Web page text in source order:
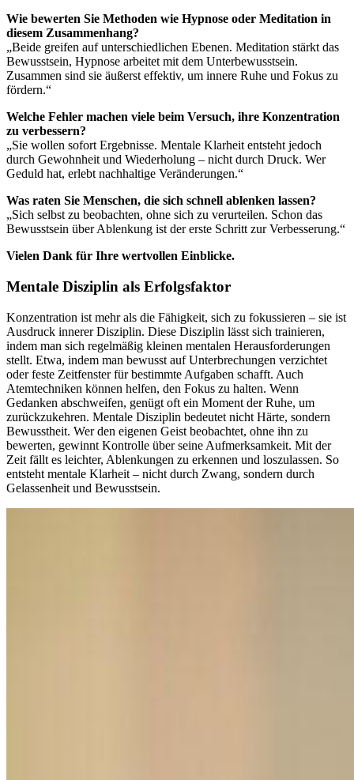
Wie bewerten Sie Methoden wie Hypnose oder Meditation in
diesem Zusammenhang?
„Beide greifen auf unterschiedlichen Ebenen. Meditation stärkt das
Bewusstsein, Hypnose arbeitet mit dem Unterbewusstsein.
Zusammen sind sie äußerst effektiv, um innere Ruhe und Fokus zu
fördern.“
Welche Fehler machen viele beim Versuch, ihre Konzentration
zu verbessern?
„Sie wollen sofort Ergebnisse. Mentale Klarheit entsteht jedoch
durch Gewohnheit und Wiederholung – nicht durch Druck. Wer
Geduld hat, erlebt nachhaltige Veränderungen.“
Was raten Sie Menschen, die sich schnell ablenken lassen?
„Sich selbst zu beobachten, ohne sich zu verurteilen. Schon das
Bewusstsein über Ablenkung ist der erste Schritt zur Verbesserung.“
Vielen Dank für Ihre wertvollen Einblicke.
Mentale Disziplin als Erfolgsfaktor
Konzentration ist mehr als die Fähigkeit, sich zu fokussieren – sie ist
Ausdruck innerer Disziplin. Diese Disziplin lässt sich trainieren,
indem man sich regelmäßig kleinen mentalen Herausforderungen
stellt. Etwa, indem man bewusst auf Unterbrechungen verzichtet
oder feste Zeitfenster für bestimmte Aufgaben schafft. Auch
Atemtechniken können helfen, den Fokus zu halten. Wenn
Gedanken abschweifen, genügt oft ein Moment der Ruhe, um
zurückzukehren. Mentale Disziplin bedeutet nicht Härte, sondern
Bewusstheit. Wer den eigenen Geist beobachtet, ohne ihn zu
bewerten, gewinnt Kontrolle über seine Aufmerksamkeit. Mit der
Zeit fällt es leichter, Ablenkungen zu erkennen und loszulassen. So
entsteht mentale Klarheit – nicht durch Zwang, sondern durch
Gelassenheit und Bewusstsein.